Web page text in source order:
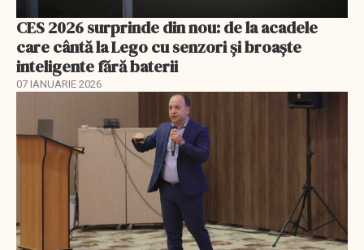
CES 2026 surprinde din nou: de la acadele
care cântă la Lego cu senzori și broaște
inteligente fără baterii
07 IANUARIE 2026